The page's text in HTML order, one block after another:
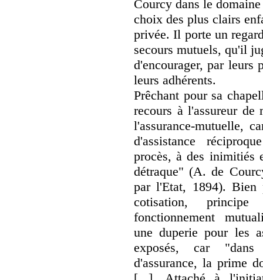
Courcy dans le
choix des plus clairs
privée. Il porte un
secours mutuels, qu'il
d'encourager, par leurs
leurs adhérents.
Prêchant pour sa
recours à l'assureur de
l'assurance-mutuelle,
d'assistance
procès, à des inimitiés
détraque" (A. de
par l'Etat, 1894). Bien
cotisation,
fonctionnement
une duperie pour les
exposés, car "dans
d'assurance, la prime